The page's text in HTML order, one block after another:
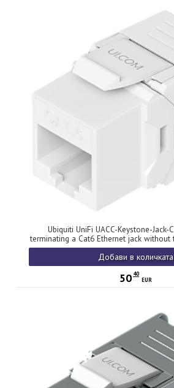
Ubiquiti UniFi UACC-Keystone-Jack-
terminating a Cat6 Ethernet jack without
down or crimping too, (12)
Добави в количката
50 40
EUR